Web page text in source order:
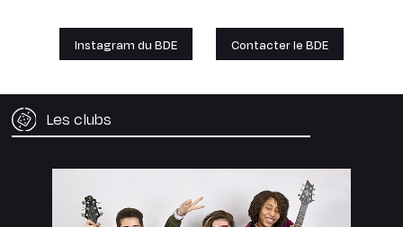
Instagram du BDE Contacter le BDE
Les clubs